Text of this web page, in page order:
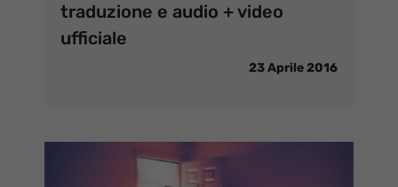
traduzione e audio + video
ufficiale
23 Aprile 2016